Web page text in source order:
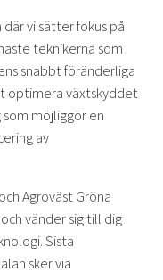
vi sätter fokus på
teknikerna som
snabbt föränderliga
optimera växtskyddet
möjliggör en
av
Agroväst Gröna
vänder sig till dig
Sista
sker via